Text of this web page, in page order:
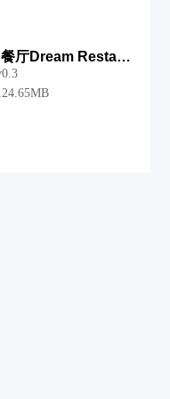
梦想中餐厅Dream Restaurant